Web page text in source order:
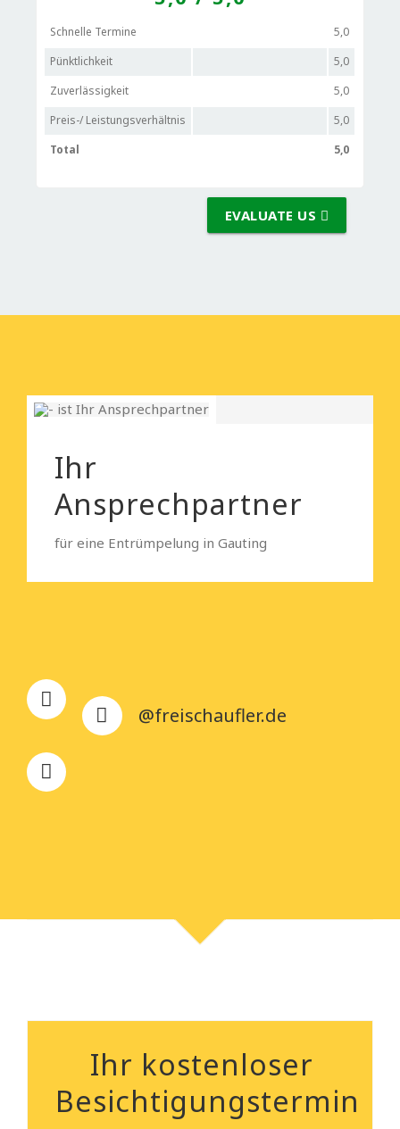
Schnelle Termine
5,0
Pünktlichkeit
5,0
Zuverlässigkeit
5,0
Preis-/ Leistungsverhältnis
5,0
Total
5,0
EVALUATE US
Ihr
Ansprechpartner
für eine Entrümpelung in Gauting
@freischaufler.de
Ihr kostenloser
Besichtigungstermin